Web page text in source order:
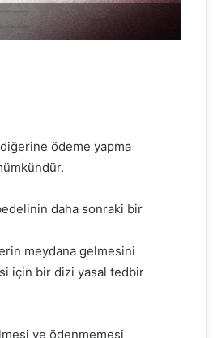
ödeme yapma
daha sonraki bir
meydana gelmesini
için bir dizi yasal tedbir
ve ödenmemesi